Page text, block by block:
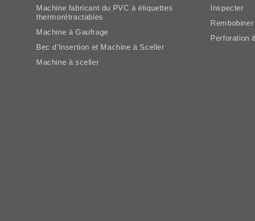
Machine fabricant du PVC à étiquettes
thermorétractables
Machine à Gaufrage
Bec d’Insertion et Machine à Sceller
Machine à sceller
Inspecter
Rembobiner
Perforation